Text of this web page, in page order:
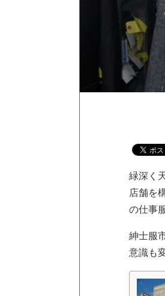
緑深く
店舗を
の仕事
紳士服
意識も